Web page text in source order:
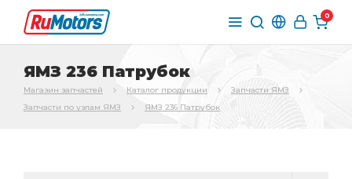
0
ЯМЗ 236 Патрубок
Магазин запчастей Каталог продукции
Запчасти ЯМЗ
Запчасти по узлам ЯМЗ
ЯМЗ 236 Патрубок